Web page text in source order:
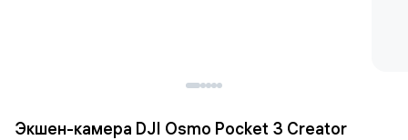
Экшен-камера DJI Osmo Pocket 3 Creator